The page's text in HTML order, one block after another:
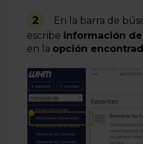
2
En la barra de
escribe información
en la opción